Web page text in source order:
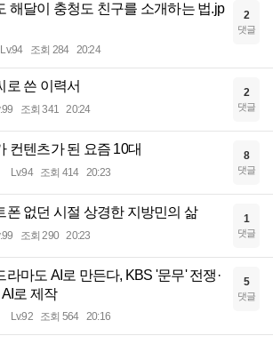
해달이 충청도 친구를 소개하는 법.jp
Lv.94 조회 284 20:24
2
댓글
로 쓴 이력서
조회 341 20:24
2
댓글
컨텐츠가 된 요즘 10대
Lv.94 조회 414 20:23
8
댓글
폰 없던 시절 상경한 지방민의 삶
조회 290 20:23
1
댓글
라마도 AI로 만든다, KBS '문무' 전쟁·
로 제작
Lv.92 조회 564 20:16
5
댓글